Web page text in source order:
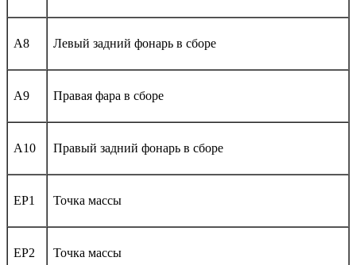
A8 Левый задний фонарь в сборе
A9 Правая фара в сборе
A10 Правый задний фонарь в сборе
EP1 Точка массы
EP2 Точка массы